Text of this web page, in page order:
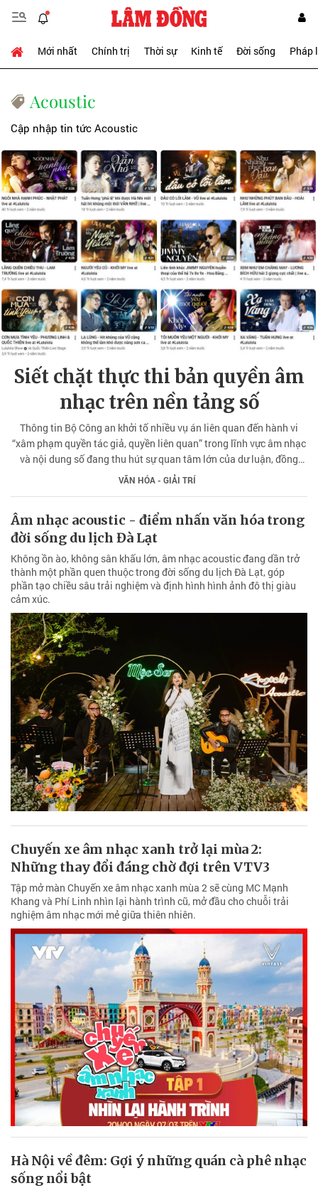
Mới nhất Chính trị Thời sự Kinh tế Đời sống Pháp
Acoustic
Cập nhập tin tức Acoustic
Siết chặt thực thi bản quyền âm
nhạc trên nền tảng số
Thông tin Bộ Công an khởi tố nhiều vụ án liên quan đến hành vi
“xâm phạm quyền tác giả, quyền liên quan” trong lĩnh vực âm nhạc
và nội dung số đang thu hút sự quan tâm lớn của dư luận, đồng
thời đặt ra yêu cầu siết chặt thực thi bản quyền trong hoạt động
VĂN HÓA - GIẢI TRÍ
Âm nhạc acoustic - điểm nhấn văn hóa trong
đời sống du lịch Đà Lạt
Không ồn ào, không sân khấu lớn, âm nhạc acoustic đang dần trở
thành một phần quen thuộc trong đời sống du lịch Đà Lạt, góp
phần tạo chiều sâu trải nghiệm và định hình hình ảnh đô thị giàu
cảm xúc.
Chuyến xe âm nhạc xanh trở lại mùa 2:
Những thay đổi đáng chờ đợi trên VTV3
Tập mở màn Chuyến xe âm nhạc xanh mùa 2 sẽ cùng MC Mạnh
Khang và Phí Linh nhìn lại hành trình cũ, mở đầu cho chuỗi trải
nghiệm âm nhạc mới mẻ giữa thiên nhiên.
Hà Nội về đêm: Gợi ý những quán cà phê nhạc
sống nổi bật